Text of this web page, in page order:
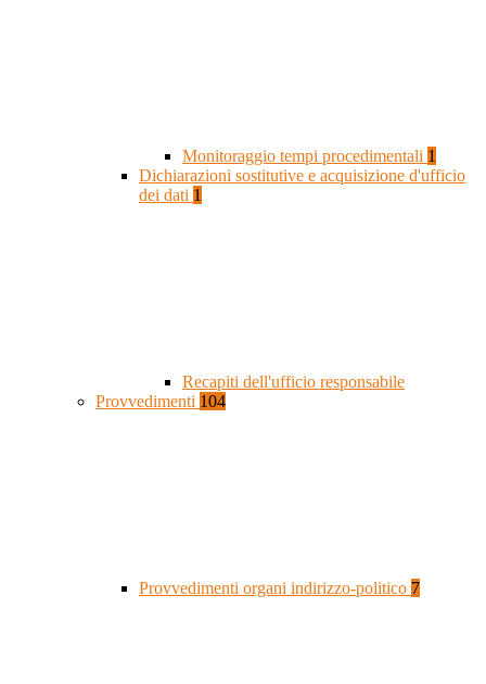
Monitoraggio tempi procedimentali 1
Dichiarazioni sostitutive e acquisizione d'ufficio
dei dati 1
Recapiti dell'ufficio responsabile
Provvedimenti 104
Provvedimenti organi indirizzo-politico 7